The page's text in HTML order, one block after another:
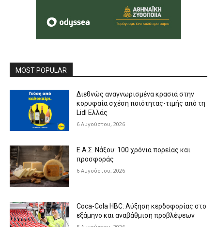
MOST POPULAR
Διεθνώς αναγνωρισμένα κρασιά στην
κορυφαία σχέση ποιότητας-τιμής από τη
Lidl Ελλάς
6 Αυγούστου, 2026
Ε.Α.Σ. Νάξου: 100 χρόνια πορείας και
προσφοράς
6 Αυγούστου, 2026
Coca-Cola HBC: Αύξηση κερδοφορίας στο
εξάμηνο και αναβάθμιση προβλέψεων